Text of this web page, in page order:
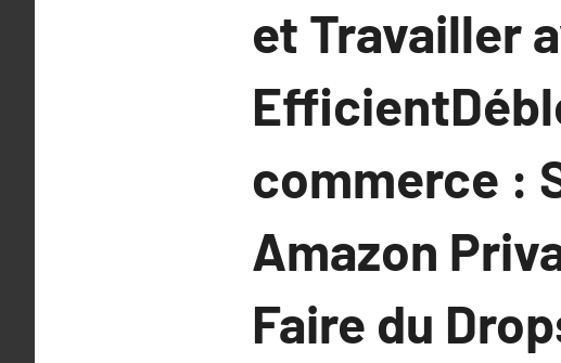
et Travailler
commerce :
Amazon
Faire du